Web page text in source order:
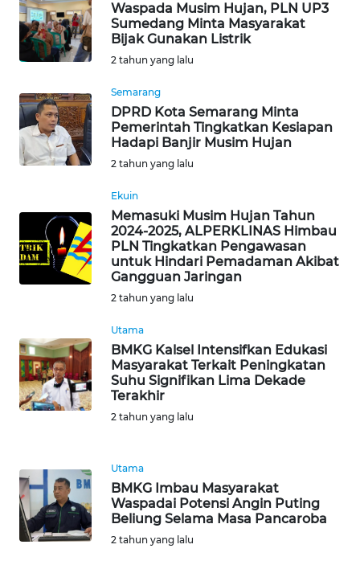
Waspada Musim Hujan, PLN UP3
Sumedang Minta Masyarakat
Bijak Gunakan Listrik
2 tahun yang lalu
Semarang
DPRD Kota Semarang Minta
Pemerintah Tingkatkan Kesiapan
Hadapi Banjir Musim Hujan
2 tahun yang lalu
Ekuin
Memasuki Musim Hujan Tahun
2024-2025, ALPERKLINAS Himbau
PLN Tingkatkan Pengawasan
untuk Hindari Pemadaman Akibat
Gangguan Jaringan
2 tahun yang lalu
Utama
BMKG Kalsel Intensifkan Edukasi
Masyarakat Terkait Peningkatan
Suhu Signifikan Lima Dekade
Terakhir
2 tahun yang lalu
Utama
BMKG Imbau Masyarakat
Waspadai Potensi Angin Puting
Beliung Selama Masa Pancaroba
2 tahun yang lalu
MALUT
WN
WN
DANAU
TOBA
WN
LANGKAT
SELATAN
WN
TANJUNG
LESUNG
KARO
WN
SIMALUNGUN